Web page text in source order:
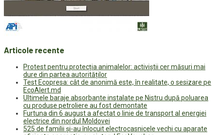
Articole recente
Protest pentru protecția animalelor: activiștii cer măsuri mai
dure din partea autorităților
Test Ecopresa: cât de anonimă este, în realitate, o sesizare pe
EcoAlert.md
Ultimele baraje absorbante instalate pe Nistru după poluarea
cu produse petroliere au fost demontate
Furtuna din 6 august a afectat o linie de transport al energiei
electrice din nordul Moldovei
525 de familii și-au înlocuit electrocasnicele vechi cu aparate